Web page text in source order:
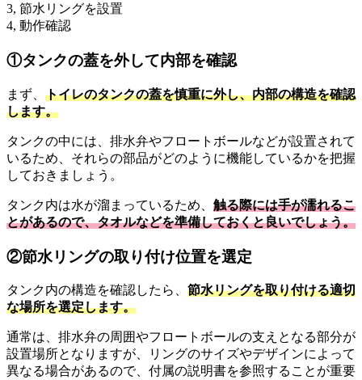
3, 節水リングを設置
4, 動作確認
①タンクの蓋を外して内部を確認
まず、 トイレのタンクの蓋を慎重に外し、内部の構造を確認
します。
タンクの中には、排水弁やフロートボールなどが設置されて
いるため、それらの部品がどのように機能しているかを把握
しておきましょう。
タンク内は水が溜まっているため、 触る際には手が濡れるこ
とがあるので、タオルなどを準備しておくと良いでしょう。
②節水リングの取り付け位置を選定
タンク内の構造を確認したら、 節水リングを取り付ける適切
な場所を選定します。
通常は、排水弁の周囲やフロートボールの支えとなる部分が
設置場所となりますが、リングのサイズやデザインによって
異なる場合があるので、付属の説明書を参照することが重要